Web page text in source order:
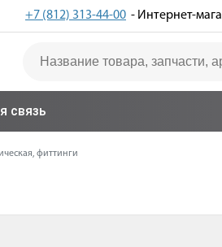
+7 (812) 313-44-00 - Интернет-
связь
фиттинги